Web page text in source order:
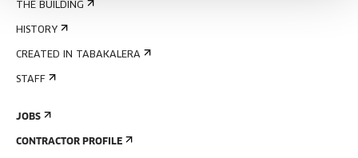
THE BUILDING
HISTORY
CREATED IN TABAKALERA
STAFF
JOBS
CONTRACTOR PROFILE